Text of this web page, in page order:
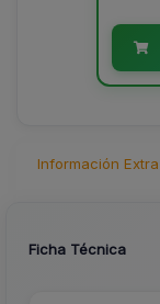
Información Extra
Ficha Técnica